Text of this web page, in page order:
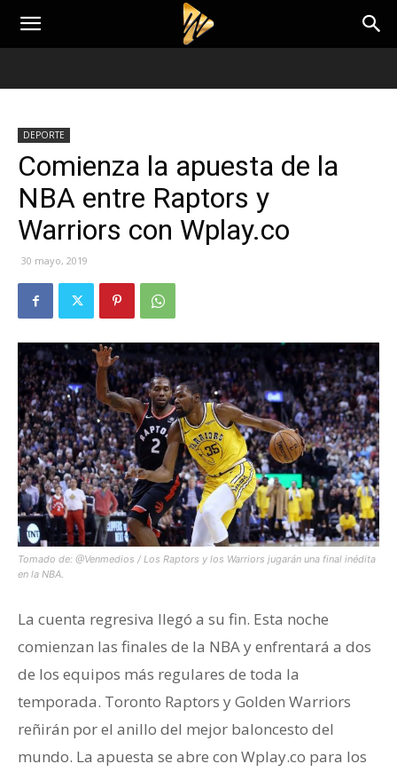
DEPORTE
Comienza la apuesta de la
NBA entre Raptors y
Warriors con Wplay.co
30 mayo, 2019
Tomado de: @Venmedios / Los Raptors y los Warriors jugarán una final inédita
en la NBA.
La cuenta regresiva llegó a su fin. Esta noche
comienzan las finales de la NBA y enfrentará a dos
de los equipos más regulares de toda la
temporada. Toronto Raptors y Golden Warriors
reñirán por el anillo del mejor baloncesto del
mundo. La apuesta se abre con Wplay.co para los